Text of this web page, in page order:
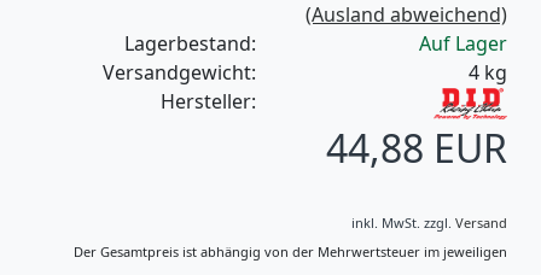
(Ausland abweichend)
Lagerbestand:
Auf Lager
Versandgewicht:
4 kg
Hersteller:
44,88 EUR
inkl. MwSt. zzgl. Versand
Der Gesamtpreis ist abhängig von der Mehrwertsteuer im jeweiligen